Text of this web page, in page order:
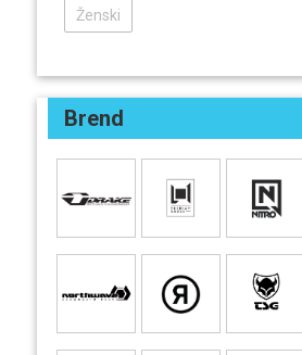
Ženski
Brend